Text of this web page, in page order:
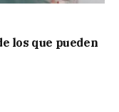
los que pueden